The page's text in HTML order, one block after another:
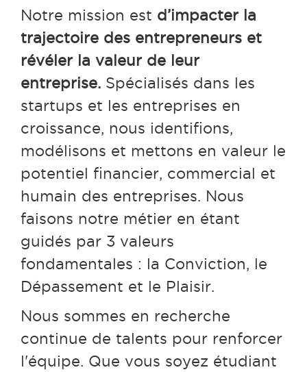
Notre mission est d’impacter la
trajectoire des entrepreneurs et
révéler la valeur de leur
entreprise. Spécialisés dans les
startups et les entreprises en
croissance, nous identifions,
modélisons et mettons en valeur le
potentiel financier, commercial et
humain des entreprises. Nous
faisons notre métier en étant
guidés par 3 valeurs
fondamentales : la Conviction, le
Dépassement et le Plaisir.
Nous sommes en recherche
continue de talents pour renforcer
l'équipe. Que vous soyez étudiant